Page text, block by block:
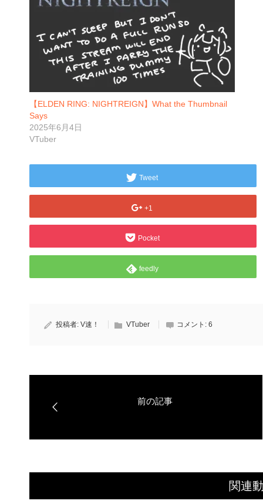
【ELDEN RING: NIGHTREIGN】What the Thumbnail
Says
2025年6月4日
VTuber
Tweet
+1
Pocket
feedly
投稿者: V速！ VTuber コメント: 6
関連